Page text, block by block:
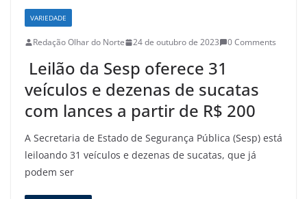
VARIEDADE
Redação Olhar do Norte 24 de outubro de 2023 0 Comments
Leilão da Sesp oferece 31
veículos e dezenas de sucatas
com lances a partir de R$ 200
A Secretaria de Estado de Segurança Pública (Sesp) está
leiloando 31 veículos e dezenas de sucatas, que já
podem ser